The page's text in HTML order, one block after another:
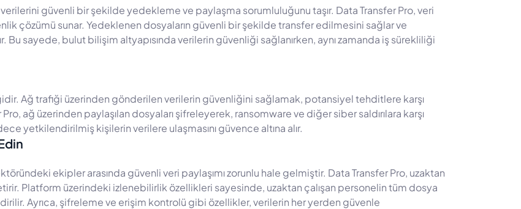
güvenli bir şekilde yedekleme ve paylaşma sorumluluğunu taşır. Data Transfer Pro, veri
çözümü sunar. Yedeklenen dosyaların güvenli bir şekilde transfer edilmesini sağlar ve
sayede, bulut bilişim altyapısında verilerin güvenliği sağlanırken, aynı zamanda iş sürekliliği
Ağ trafiği üzerinden gönderilen verilerin güvenliğini sağlamak, potansiyel tehditlere karşı
ağ üzerinden paylaşılan dosyaları şifreleyerek, ransomware ve diğer siber saldırılara karşı
yetkilendirilmiş kişilerin verilere ulaşmasını güvence altına alır.
ekipler arasında güvenli veri paylaşımı zorunlu hale gelmiştir. Data Transfer Pro, uzaktan
Platform üzerindeki izlenebilirlik özellikleri sayesinde, uzaktan çalışan personelin tüm dosya
Ayrıca, şifreleme ve erişim kontrolü gibi özellikler, verilerin her yerden güvenle